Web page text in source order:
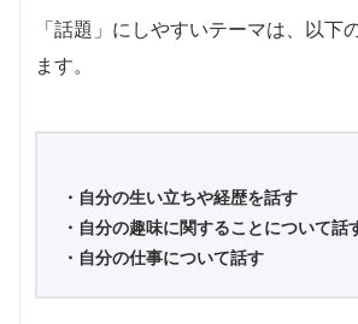
「話題」にしやすいテーマは、以下
ます。
・自分の生い立ちや経歴を話す
・自分の趣味に関することについて話
・自分の仕事について話す